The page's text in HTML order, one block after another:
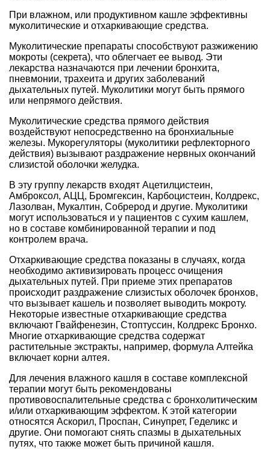
При влажном, или продуктивном кашле эффективны
муколитические и отхаркивающие средства.
Муколитические препараты способствуют разжижению
мокроты (секрета), что облегчает ее вывод. Эти
лекарства назначаются при лечении бронхита,
пневмонии, трахеита и других заболеваний
дыхательных путей. Муколитики могут быть прямого
или непрямого действия.
Муколитические средства прямого действия
воздействуют непосредственно на бронхиальные
железы. Мукорегуляторы (муколитики рефлекторного
действия) вызывают раздражение нервных окончаний
слизистой оболочки желудка.
В эту группу лекарств входят Ацетилцистеин,
Амброксол, АЦЦ, Бромгексин, Карбоцистеин, Колдрекс,
Лазолван, Мукалтин, Собрерод и другие. Муколитики
могут использоваться и у пациентов с сухим кашлем,
но в составе комбинированной терапии и под
контролем врача.
Отхаркивающие средства показаны в случаях, когда
необходимо активизировать процесс очищения
дыхательных путей. При приеме этих препаратов
происходит раздражение слизистых оболочек бронхов,
что вызывает кашель и позволяет выводить мокроту.
Некоторые известные отхаркивающие средства
включают Гвайфенезин, Стоптуссин, Колдрекс Бронхо.
Многие отхаркивающие средства содержат
растительные экстракты, например, формула Алтейка
включает корни алтея.
Для лечения влажного кашля в составе комплексной
терапии могут быть рекомендованы
противовоспалительные средства с бронхолитическим
и/или отхаркивающим эффектом. К этой категории
относятся Аскорил, Проспан, Синупрет, Геделикс и
другие. Они помогают снять спазмы в дыхательных
путях, что также может быть причиной кашля.